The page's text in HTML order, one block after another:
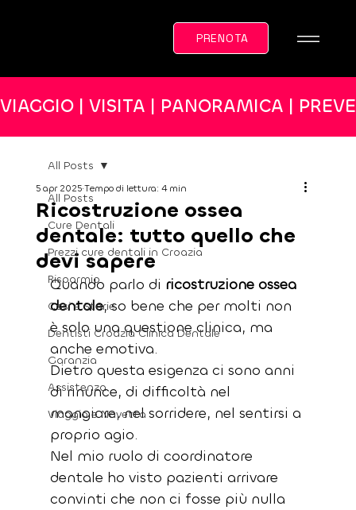
PRENOTA
VIAGGIO | VISITA | PANORAMICA |
All Posts
Cure Dentali
Prezzi cure dentali in Croazia
Risparmio
Casi e Storie
Dentisti Croazia Clinica Dentale
Garanzia
Assistenza
Viaggio e Navetta
All Posts
Ricostruzione ossea
dentale: tutto quello che
devi sapere
5 apr 2025 Tempo di lettura: 4 min
Quando parlo di ricostruzione ossea
dentale, so bene che per molti non
è solo una questione clinica, ma
anche emotiva.
Dietro questa esigenza ci sono anni
di rinunce, di difficoltà nel
mangiare, nel sorridere, nel sentirsi a
proprio agio.
Nel mio ruolo di coordinatore
dentale ho visto pazienti arrivare
convinti che non ci fosse più nulla